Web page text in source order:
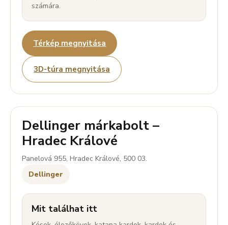
számára.
Térkép megnyitása
3D-túra megnyitása
Dellinger márkabolt –
Hradec Králové
Panelová 955, Hradec Králové, 500 03.
Dellinger
Mit találhat itt